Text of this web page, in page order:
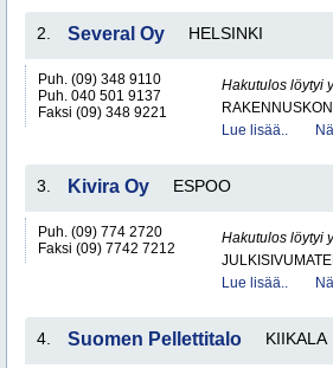
2. Several Oy HELSINKI
Puh. (09) 348 9110
Puh. 040 501 9137
Faksi (09) 348 9221
Hakutulos löytyi
Lue lisää..
3. Kivira Oy ESPOO
Puh. (09) 774 2720
Faksi (09) 7742 7212
Hakutulos löytyi
Lue lisää..
4. Suomen Pellettitalo KIIKALA